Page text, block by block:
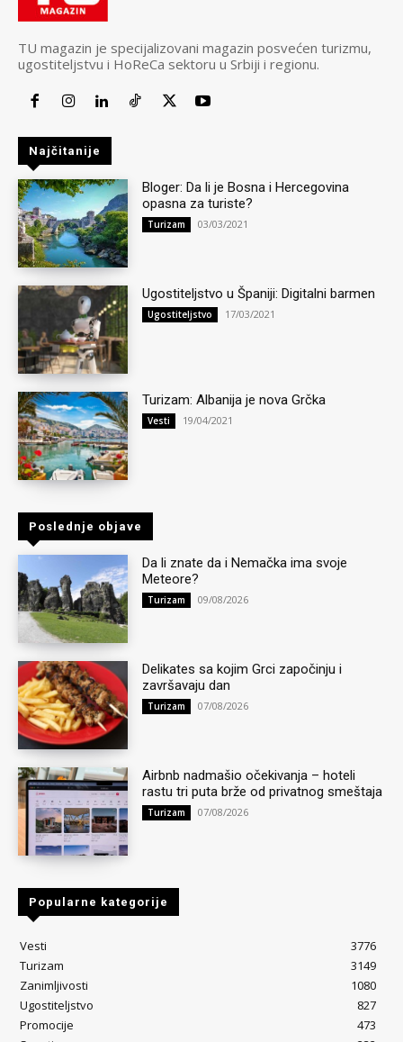
TU magazin je specijalizovani magazin posvećen turizmu,
ugostiteljstvu i HoReCa sektoru u Srbiji i regionu.
Najčitanije
Bloger: Da li je Bosna i Hercegovina
opasna za turiste?
Turizam 03/03/2021
Ugostiteljstvo u Španiji: Digitalni barmen
Ugostiteljstvo 17/03/2021
Turizam: Albanija je nova Grčka
Vesti 19/04/2021
Poslednje objave
Da li znate da i Nemačka ima svoje
Meteore?
Turizam 09/08/2026
Delikates sa kojim Grci započinju i
završavaju dan
Turizam 07/08/2026
Airbnb nadmašio očekivanja – hoteli
rastu tri puta brže od privatnog smeštaja
Turizam 07/08/2026
Popularne kategorije
Vesti
3776
Turizam
3149
Zanimljivosti
1080
Ugostiteljstvo
827
Promocije
473